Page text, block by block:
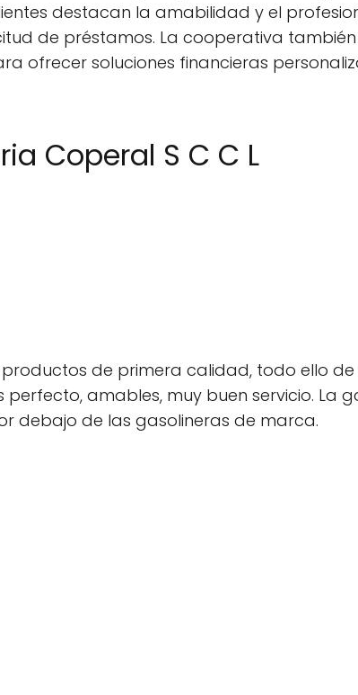
destacan la amabilidad y el
de préstamos. La cooperativa
ofrecer soluciones financieras
Coperal S C C L
de primera calidad, todo ello
amables, muy buen servicio. La
debajo de las gasolineras de marca.